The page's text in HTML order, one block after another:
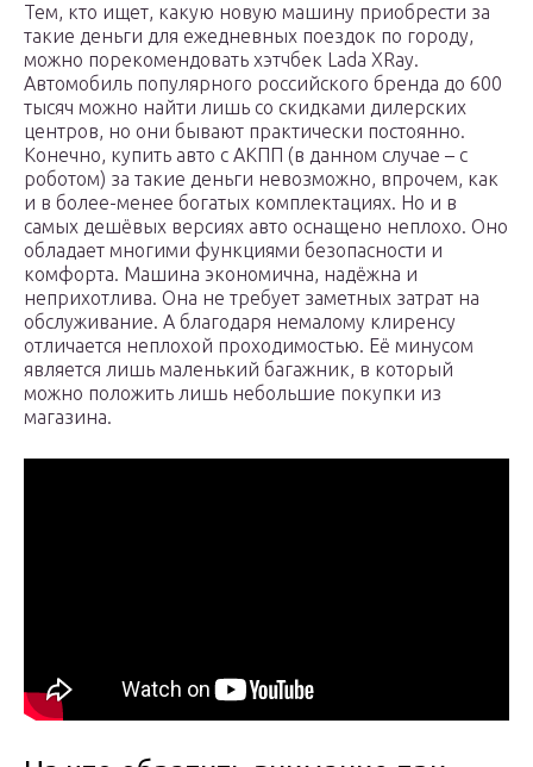
Тем, кто ищет, какую новую машину приобрести за
такие деньги для ежедневных поездок по городу,
можно порекомендовать хэтчбек Lada XRay.
Автомобиль популярного российского бренда до 600
тысяч можно найти лишь со скидками дилерских
центров, но они бывают практически постоянно.
Конечно, купить авто с АКПП (в данном случае – с
роботом) за такие деньги невозможно, впрочем, как
и в более-менее богатых комплектациях. Но и в
самых дешёвых версиях авто оснащено неплохо. Оно
обладает многими функциями безопасности и
комфорта. Машина экономична, надёжна и
неприхотлива. Она не требует заметных затрат на
обслуживание. А благодаря немалому клиренсу
отличается неплохой проходимостью. Её минусом
является лишь маленький багажник, в который
можно положить лишь небольшие покупки из
магазина.